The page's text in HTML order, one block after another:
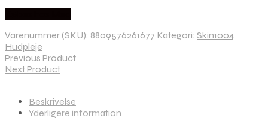
Varenummer (SKU): 8809576261677 Kategori: Skin1004
Hudpleje
Previous Product
Next Product
Beskrivelse
Yderligere information